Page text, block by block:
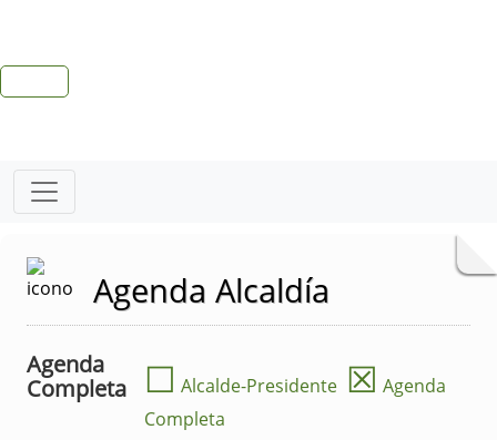
Agenda Alcaldía
Agenda
Completa
☐ Alcalde-Presidente ☒ Agenda
Completa